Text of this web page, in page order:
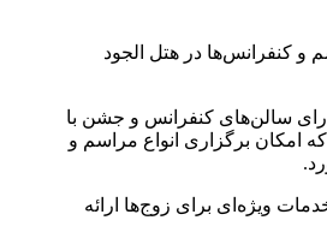
و کنفرانس‌ها در هتل الجود
سالن‌های کنفرانس و جشن با
برگزاری انواع مراسم و
.
ویژه‌ای برای زوج‌ها ارائه